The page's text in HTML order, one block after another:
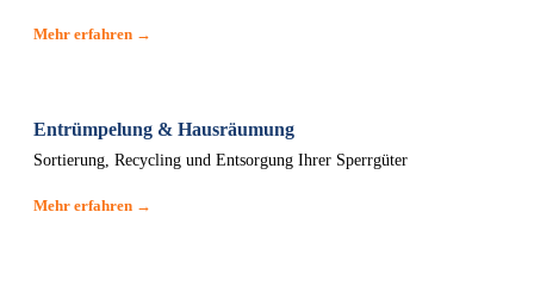
Mehr erfahren →
Entrümpelung & Hausräumung
Sortierung, Recycling und Entsorgung Ihrer Sperrgüter
Mehr erfahren →